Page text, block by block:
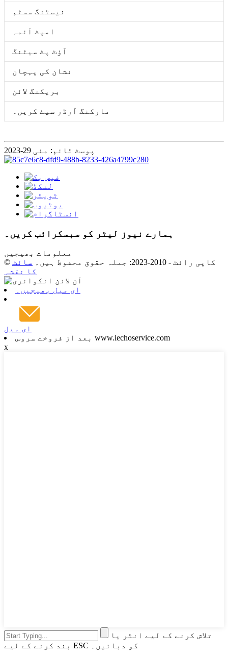
نیسٹنگ سسٹم
امپٹ آئمہ
آؤٹ پٹ سیٹنگ
نشان کی پہچان
بریکنگ لائن
مارکنگ آرڈر سیٹ کریں۔
پوسٹ ٹائم: مئی 29-2023
ہمارے نیوز لیٹر کو سبسکرائب کریں۔
معلومات بھیجیں
© کاپی رائٹ - 2010-2023: جملہ حقوق محفوظ ہیں۔
سائٹ
کا نقشہ
ای میل بھیجیں۔
ای میل
بعد از فروخت سروس www.iechoservice.com
x
تلاش کرنے کے لیے انٹر یا
بند کرنے کے لیے ESC کو دبائیں۔